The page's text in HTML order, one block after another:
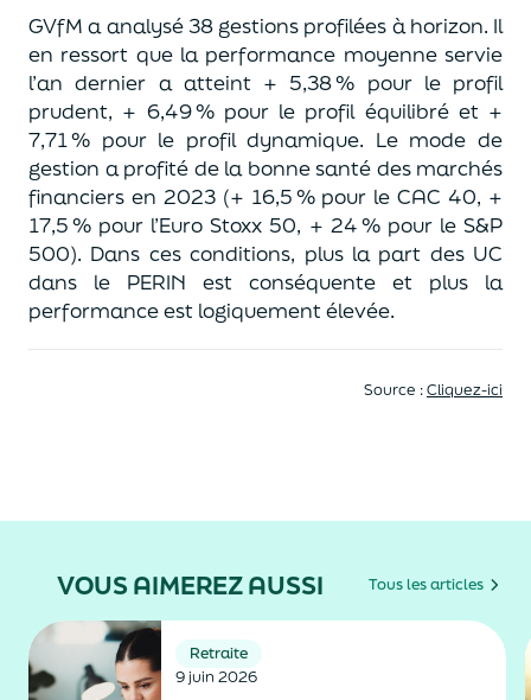
GVfM a analysé 38 gestions profilées à horizon. Il
en ressort que la performance moyenne servie
l’an dernier a atteint + 5,38 % pour le profil
prudent, + 6,49 % pour le profil équilibré et +
7,71 % pour le profil dynamique. Le mode de
gestion a profité de la bonne santé des marchés
financiers en 2023 (+ 16,5 % pour le CAC 40, +
17,5 % pour l’EuroStoxx 50, + 24 % pour le S&P
500). Dans ces conditions, plus la part des UC
dans le PERIN est conséquente et plus la
performance est logiquement élevée.
Source :Cliquez-ici
VOUS AIMEREZ AUSSI Tous les articles
Retraite
9 juin 2026